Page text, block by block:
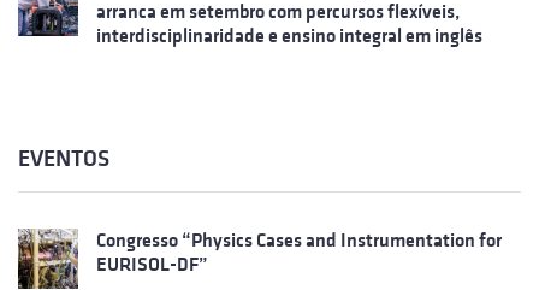
arranca em setembro com percursos flexíveis,
interdisciplinaridade e ensino integral em inglês
EVENTOS
Congresso “Physics Cases and Instrumentation for
EURISOL-DF”